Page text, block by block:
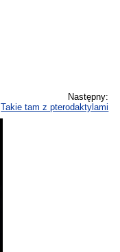
Następny:
Takie tam z pterodaktylami